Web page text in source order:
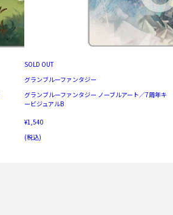
SOLD OUT
グランブルーファンタジー
グランブルーファンタジー ノーブルアート／7周年キ
ービジュアルB
¥1,540
(税込)